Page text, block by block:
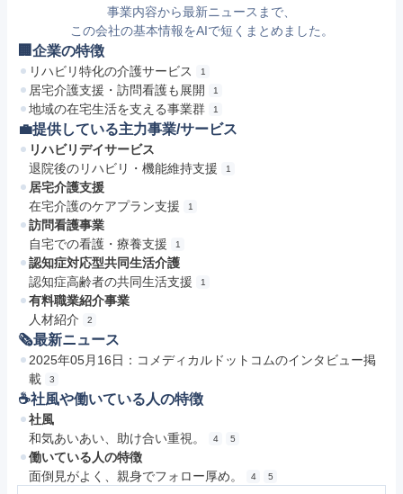
事業内容から最新ニュースまで、
この会社の基本情報をAIで短くまとめました。
🏢企業の特徴
リハビリ特化の介護サービス 1
居宅介護支援・訪問看護も展開 1
地域の在宅生活を支える事業群 1
💼提供している主力事業/サービス
リハビリデイサービス
退院後のリハビリ・機能維持支援
1
居宅介護支援
在宅介護のケアプラン支援
1
訪問看護事業
自宅での看護・療養支援
1
認知症対応型共同生活介護
認知症高齢者の共同生活支援
1
有料職業紹介事業
人材紹介
2
🗞最新ニュース
2025年05月16日：コメディカルドットコムのインタビュー掲
載
3
☕️社風や働いている人の特徴
社風
和気あいあい、助け合い重視。
4 5
働いている人の特徴
面倒見がよく、親身でフォロー厚め。
4 5